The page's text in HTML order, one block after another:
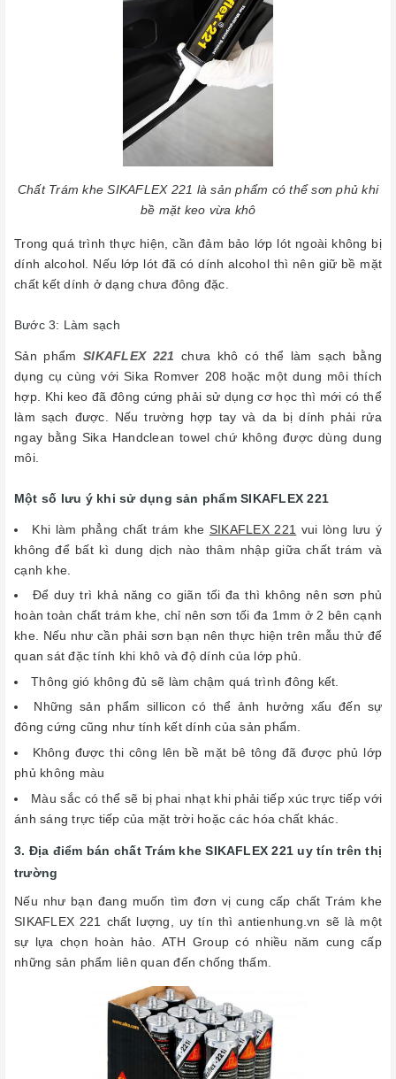
Chất Trám khe SIKAFLEX 221 là sản phẩm có thể sơn phủ khi
bề mặt keo vừa khô
Trong quá trình thực hiện, cần đảm bảo lớp lót ngoài không bị
dính alcohol. Nếu lớp lót đã có dính alcohol thì nên giữ bề mặt
chất kết dính ở dạng chưa đông đặc.
Bước 3: Làm sạch
Sản phẩmSIKAFLEX 221 chưa khô có thể làm sạch bằng
dụng cụ cùng với Sika Romver 208 hoặc một dung môi thích
hợp. Khi keo đã đông cứng phải sử dụng cơ học thì mới có thể
làm sạch được. Nếu trường hợp tay và da bị dính phải rửa
ngay bằng Sika Handclean towel chứ không được dùng dung
môi.
Một số lưu ý khi sử dụng sản phẩm SIKAFLEX 221
Khi làm phẳng chất trám khe SIKAFLEX 221 vui lòng lưu ý
không để bất kì dung dịch nào thâm nhập giữa chất trám và
cạnh khe.
Để duy trì khả năng co giãn tối đa thì không nên sơn phủ
hoàn toàn chất trám khe, chỉ nên sơn tối đa 1mm ở 2 bên cạnh
khe. Nếu như cần phải sơn bạn nên thực hiện trên mẫu thử để
quan sát đặc tính khi khô và độ dính của lớp phủ.
Thông gió không đủ sẽ làm chậm quá trình đông kết.
Những sản phẩm sillicon có thể ảnh hưởng xấu đến sự
đông cứng cũng như tính kết dính của sản phẩm.
Không được thi công lên bề mặt bê tông đã được phủ lớp
phủ không màu
Màu sắc có thể sẽ bị phai nhạt khi phải tiếp xúc trực tiếp với
ánh sáng trực tiếp của mặt trời hoặc các hóa chất khác.
3. Địa điểm bán chất Trám khe SIKAFLEX 221 uy tín trên thị
trường
Nếu như bạn đang muốn tìm đơn vị cung cấp chất Trám khe
SIKAFLEX 221 chất lượng, uy tín thì antienhung.vn sẽ là một
sự lựa chọn hoàn hảo. ATH Group có nhiều năm cung cấp
những sản phẩm liên quan đến chống thấm.